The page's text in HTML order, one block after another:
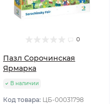
0
Пазл Сорочинская
Ярмарка
В наличии
Код товара: ЦБ-00031798